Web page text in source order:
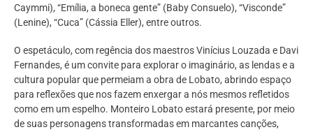
Caymmi), “Emília, a boneca gente” (Baby Consuelo), “Visconde”
(Lenine), “Cuca” (Cássia Eller), entre outros.
O espetáculo, com regência dos maestros Vinícius Louzada e Davi
Fernandes, é um convite para explorar o imaginário, as lendas e a
cultura popular que permeiam a obra de Lobato, abrindo espaço
para reflexões que nos fazem enxergar a nós mesmos refletidos
como em um espelho. Monteiro Lobato estará presente, por meio
de suas personagens transformadas em marcantes canções,